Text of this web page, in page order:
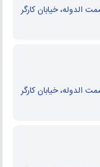
محله حشمت الدوله، خیابان کارگر
محله حشمت الدوله، خیابان کارگر